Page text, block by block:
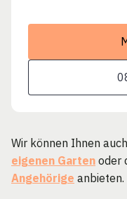
Wir können Ihnen
eigenen Garten oder
Angehörige anbieten.